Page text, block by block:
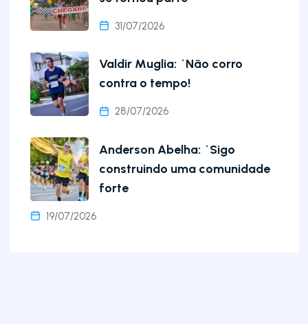
31/07/2026
Valdir Muglia: ´Não corro
contra o tempo!
28/07/2026
Anderson Abelha: ´Sigo
construindo uma comunidade
forte
19/07/2026